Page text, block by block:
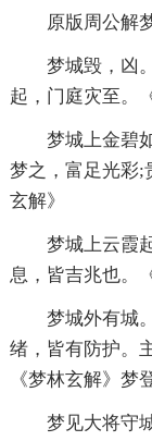
原版周公解
梦城毁，凶
起，门庭灾至。
梦城上金碧
梦之，富足光彩;
玄解》
梦城上云霞
息，皆吉兆也。
梦城外有城
绪，皆有防护。
《梦林玄解》梦
梦见大将守